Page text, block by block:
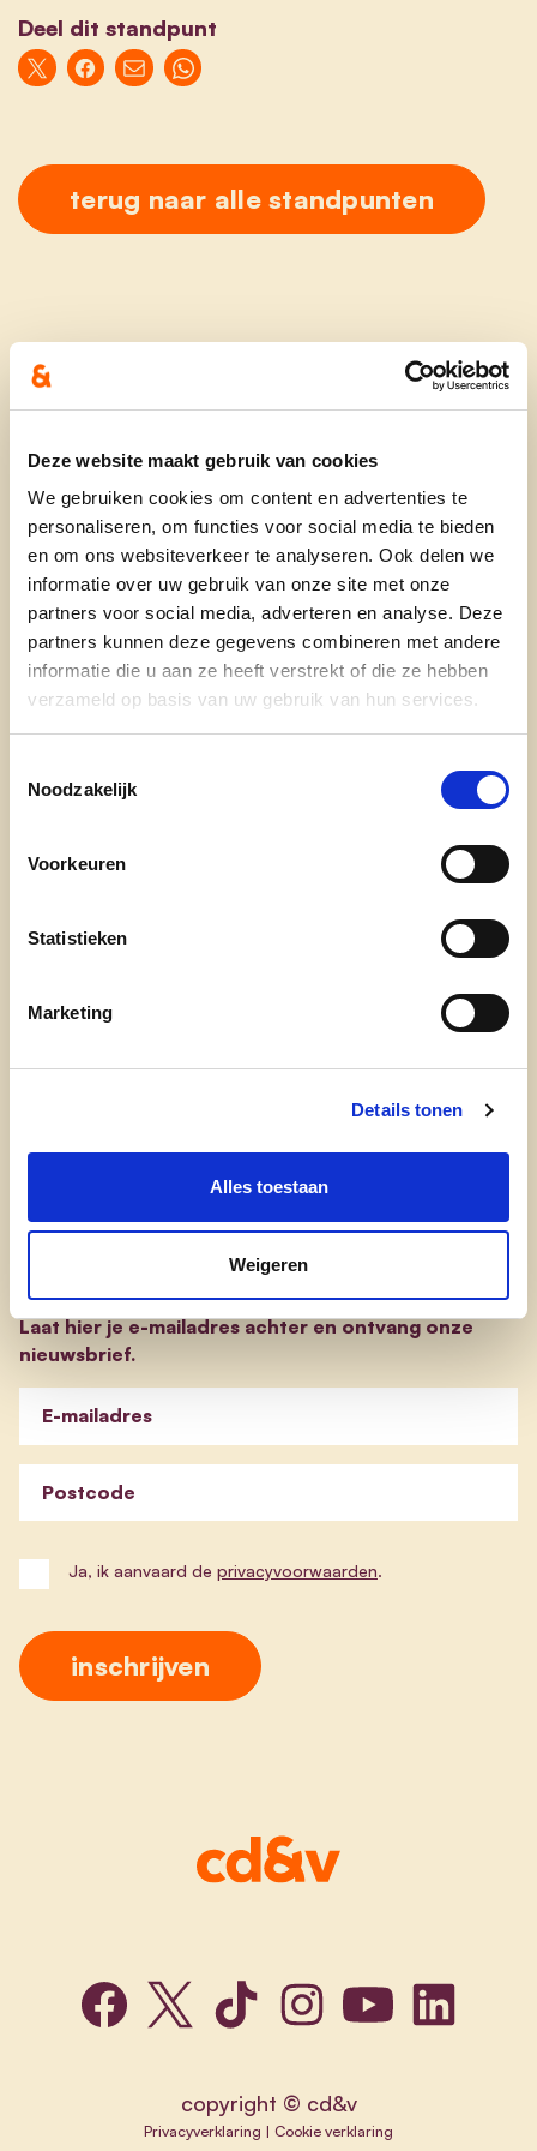
Deze website maakt gebruik van cookies
We gebruiken cookies om content en advertenties te
personaliseren, om functies voor social media te bieden
en om ons websiteverkeer te analyseren. Ook delen we
informatie over uw gebruik van onze site met onze
partners voor social media, adverteren en analyse. Deze
partners kunnen deze gegevens combineren met andere
informatie die u aan ze heeft verstrekt of die ze hebben
verzameld op basis van uw gebruik van hun services.
Noodzakelijk
Voorkeuren
Statistieken
Marketing
Details tonen
Alles toestaan
Weigeren
Deel dit standpunt
terug naar alle standpunten
Ontdek
waarom cd&v
onze partij
nieuws
doe mee
evp-basisprogramma
Blijf op de hoogte
Laat hier je e-mailadres achter en ontvang onze
nieuwsbrief.
E-mailadres
Postcode
Ja, ik aanvaard de privacyvoorwaarden.
copyright © cd&v
Privacyverklaring | Cookie verklaring